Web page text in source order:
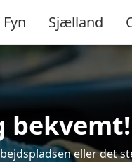
Fyn Sjælland
bekvemt!
eller det